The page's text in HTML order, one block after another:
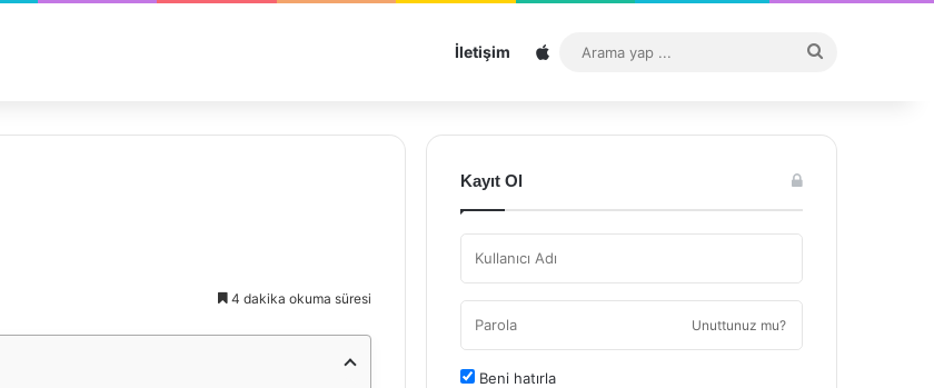
İletişim Sitemap
...
4 dakika okuma süresi
Kayıt Ol
Unuttunuz mu?
Beni hatırla